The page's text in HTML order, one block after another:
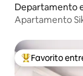
Departamento
Apartamento
De los mejores
Favorito